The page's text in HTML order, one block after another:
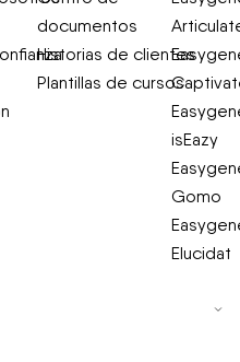
documentos
Historias de clientes
Plantillas de cursos
isEazy
Gomo
Elucidat